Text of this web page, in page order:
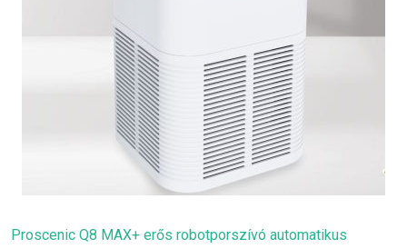
Proscenic Q8 MAX+ erős robotporszívó automatikus